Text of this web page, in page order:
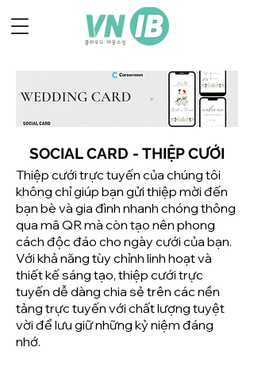
SOCIAL CARD - THIỆP CƯỚI
Thiệp cưới trực tuyến của chúng tôi
không chỉ giúp bạn gửi thiệp mời đến
bạn bè và gia đình nhanh chóng thông
qua mã QR mà còn tạo nên phong
cách độc đáo cho ngày cưới của bạn.
Với khả năng tùy chỉnh linh hoạt và
thiết kế sáng tạo, thiệp cưới trực
tuyến dễ dàng chia sẻ trên các nền
tảng trực tuyến với chất lượng tuyệt
vời để lưu giữ những kỷ niệm đáng
nhớ.